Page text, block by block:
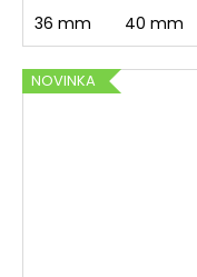
36 mm 40 mm
NOVINKA